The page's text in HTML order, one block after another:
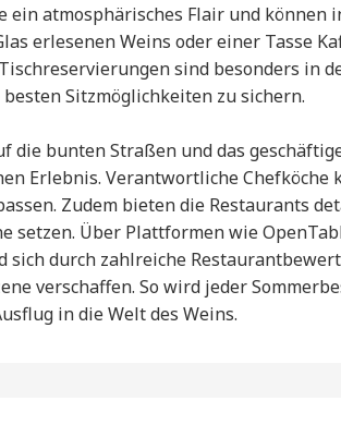
ein atmosphärisches Flair und
erlesenen Weins oder einer Tasse
sind besonders in
Sitzmöglichkeiten zu sichern.
die bunten Straßen und das
Erlebnis. Verantwortliche
Zudem bieten die Restaurants
setzen. Über Plattformen wie
sich durch zahlreiche
verschaffen. So wird jeder
in die Welt des Weins.